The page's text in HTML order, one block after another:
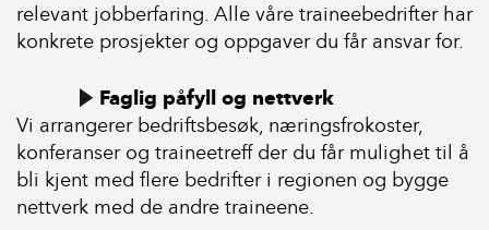
relevant jobberfaring. Alle våre traineebedrifter har
konkrete prosjekter og oppgaver du får ansvar for.
Faglig påfyll og nettverk
Vi arrangerer bedriftsbesøk, næringsfrokoster,
konferanser og traineetreff der du får mulighet til å
bli kjent med flere bedrifter i regionen og bygge
nettverk med de andre traineene.